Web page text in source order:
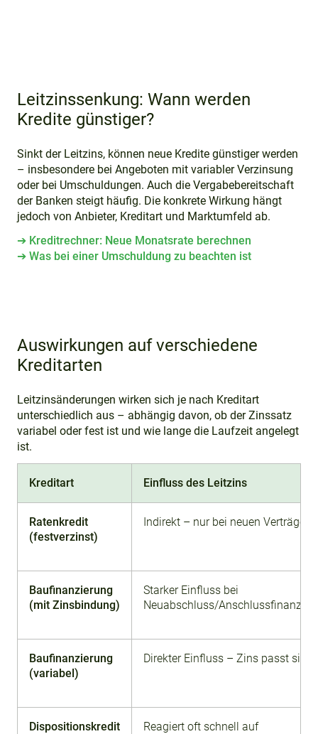
Leitzinssenkung: Wann werden
Kredite günstiger?
Sinkt der Leitzins, können neue Kredite günstiger werden
– insbesondere bei Angeboten mit variabler Verzinsung
oder bei Umschuldungen. Auch die Vergabebereitschaft
der Banken steigt häufig. Die konkrete Wirkung hängt
jedoch von Anbieter, Kreditart und Marktumfeld ab.
➔ Kreditrechner: Neue Monatsrate berechnen
➔ Was bei einer Umschuldung zu beachten ist
Auswirkungen auf verschiedene
Kreditarten
Leitzinsänderungen wirken sich je nach Kreditart
unterschiedlich aus – abhängig davon, ob der Zinssatz
variabel oder fest ist und wie lange die Laufzeit angelegt
ist.
Kreditart Einfluss des Leitzins
Ratenkredit
(festverzinst)
Indirekt – nur bei neuen Verträgen
Baufinanzierung
(mit Zinsbindung)
Starker Einfluss bei
Neuabschluss/
Baufinanzierung
(variabel)
Direkter Einfluss – Zins passt sich
Dispositionskredit
Reagiert oft schnell auf